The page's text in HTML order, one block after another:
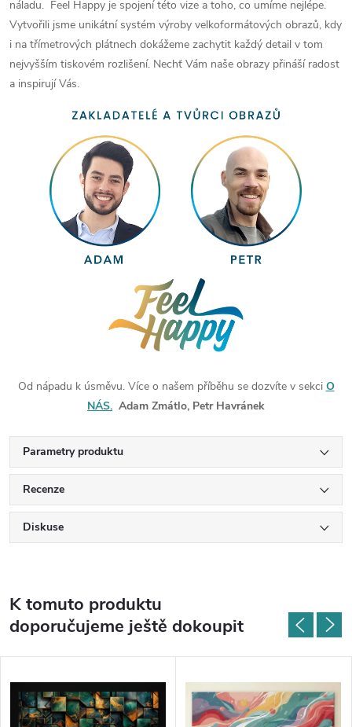
náladu. Feel Happy je spojení této vize a toho, co umíme nejlépe.
Vytvořili jsme unikátní systém výroby velkoformátových obrazů, kdy
i na třímetrových plátnech dokážeme zachytit každý detail v tom
nejvyšším tiskovém rozlišení. Nechť Vám naše obrazy přináší radost
a inspirují Vás.
Od nápadu k úsměvu. Více o našem příběhu se dozvíte v sekci O
NÁS. Adam Zmátlo, Petr Havránek
Parametry produktu
Recenze
Diskuse
K tomuto produktu
doporučujeme ještě dokoupit